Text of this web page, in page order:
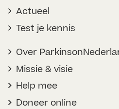
Actueel
Test je kennis
Over
Missie & visie
Help mee
Doneer online